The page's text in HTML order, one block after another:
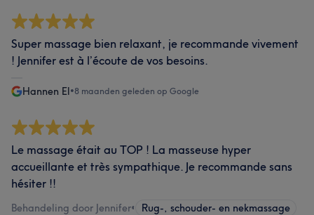
Super massage bien relaxant, je recommande vivement
! Jennifer est à l’écoute de vos besoins.
Hannen El•8 maanden geleden op Google
Le massage était au TOP ! La masseuse hyper
accueillante et très sympathique. Je recommande sans
hésiter !!
Behandeling door Jennifer• Rug-, schouder- en nekmassage